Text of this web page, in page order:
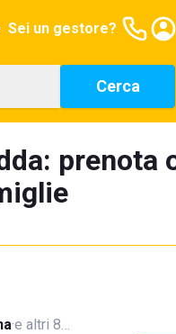
Sei un gestore?
Cerca
prenota
·e altri 8…